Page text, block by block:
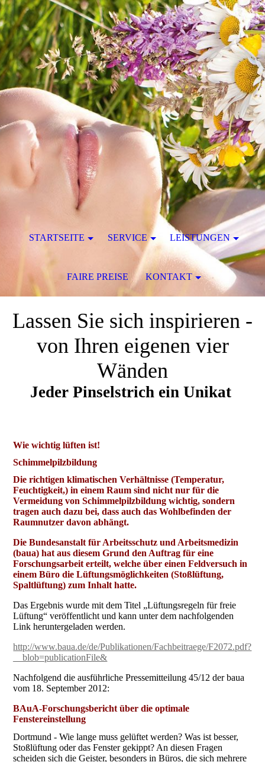
Lassen Sie sich inspirieren -
von Ihren eigenen vier
Wänden
Jeder Pinselstrich ein Unikat
Wie wichtig lüften ist!
Schimmelpilzbildung
Die richtigen klimatischen Verhältnisse (Temperatur,
Feuchtigkeit,) in einem Raum sind nicht nur für die
Vermeidung von Schimmelpilzbildung wichtig, sondern
tragen auch dazu bei, dass auch das Wohlbefinden der
Raumnutzer davon abhängt.
Die Bundesanstalt für Arbeitsschutz und Arbeitsmedizin
(baua) hat aus diesem Grund den Auftrag für eine
Forschungsarbeit erteilt, welche über einen Feldversuch in
einem Büro die Lüftungsmöglichkeiten (Stoßlüftung,
Spaltlüftung) zum Inhalt hatte.
Das Ergebnis wurde mit dem Titel „Lüftungsregeln für freie
Lüftung“ veröffentlicht und kann unter dem nachfolgenden
Link heruntergeladen werden.
http://www.baua.de/de/Publikationen/Fachbeitraege/F2072.pdf?
__blob=publicationFile&
Nachfolgend die ausführliche Pressemitteilung 45/12 der baua
vom 18. September 2012:
BAuA-Forschungsbericht über die optimale
Fenstereinstellung
Dortmund - Wie lange muss gelüftet werden? Was ist besser,
Stoßlüftung oder das Fenster gekippt? An diesen Fragen
scheiden sich die Geister, besonders in Büros, die sich mehrere
STARTSEITE SERVICE LEISTUNGEN
FAIRE PREISE KONTAKT